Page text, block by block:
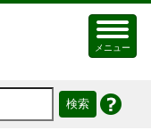
メニュー